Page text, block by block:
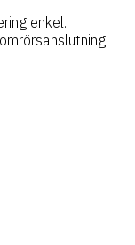
enkel.